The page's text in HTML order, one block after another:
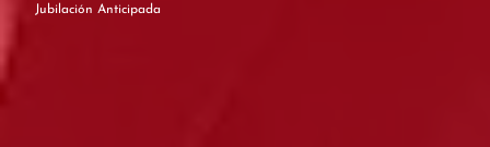
Jubilación Anticipada